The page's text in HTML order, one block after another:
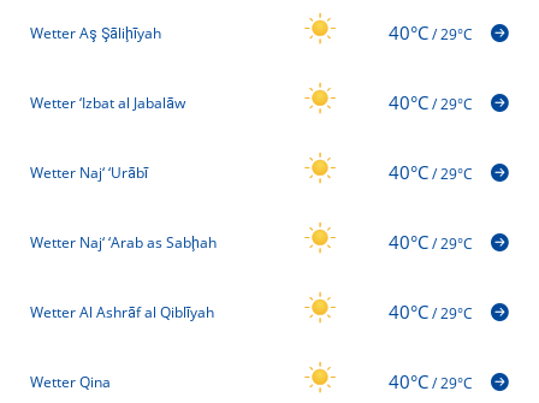
Wetter Aş Şāliḩīyah 40°C/29°C
Wetter ‘Izbat al Jabalāw 40°C/29°C
Wetter Naj‘ ‘Urābī 40°C/29°C
Wetter Naj‘ ‘Arab as Sabḩah 40°C/29°C
Wetter Al Ashrāf al Qiblīyah 40°C/29°C
Wetter Qina 40°C/29°C